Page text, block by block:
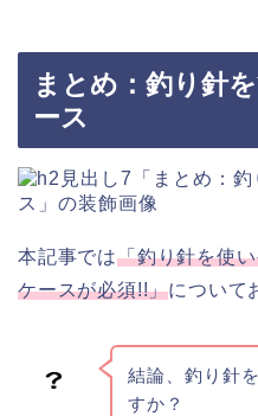
まとめ：釣り針
ース
本記事では「釣り針を使
ケースが必須!!」について
結論、釣り針
すか？